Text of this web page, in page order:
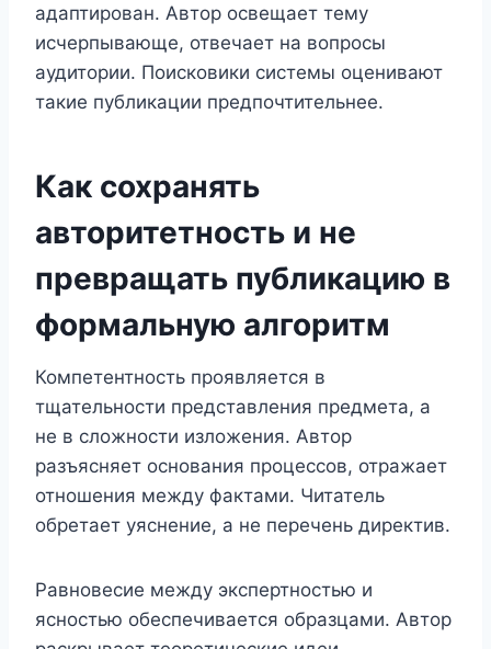
адаптирован. Автор освещает тему
исчерпывающе, отвечает на вопросы
аудитории. Поисковики системы оценивают
такие публикации предпочтительнее.
Как сохранять
авторитетность и не
превращать публикацию в
формальную алгоритм
Компетентность проявляется в
тщательности представления предмета, а
не в сложности изложения. Автор
разъясняет основания процессов, отражает
отношения между фактами. Читатель
обретает уяснение, а не перечень директив.
Равновесие между экспертностью и
ясностью обеспечивается образцами. Автор